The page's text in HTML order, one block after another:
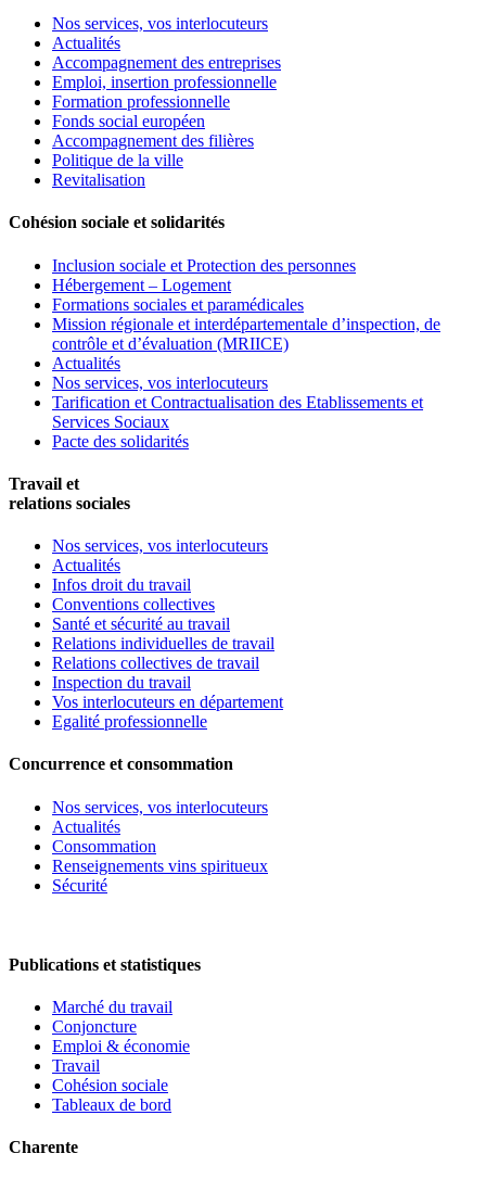
Nos services, vos interlocuteurs
Actualités
Accompagnement des entreprises
Emploi, insertion professionnelle
Formation professionnelle
Fonds social européen
Accompagnement des filières
Politique de la ville
Revitalisation
Cohésion sociale et solidarités
Inclusion sociale et Protection des personnes
Hébergement – Logement
Formations sociales et paramédicales
Mission régionale et interdépartementale d’inspection, de
contrôle et d’évaluation (MRIICE)
Actualités
Nos services, vos interlocuteurs
Tarification et Contractualisation des Etablissements et
Services Sociaux
Pacte des solidarités
Travail et
relations sociales
Nos services, vos interlocuteurs
Actualités
Infos droit du travail
Conventions collectives
Santé et sécurité au travail
Relations individuelles de travail
Relations collectives de travail
Inspection du travail
Vos interlocuteurs en département
Egalité professionnelle
Concurrence et consommation
Nos services, vos interlocuteurs
Actualités
Consommation
Renseignements vins spiritueux
Sécurité
Publications et statistiques
Marché du travail
Conjoncture
Emploi & économie
Travail
Cohésion sociale
Tableaux de bord
Charente